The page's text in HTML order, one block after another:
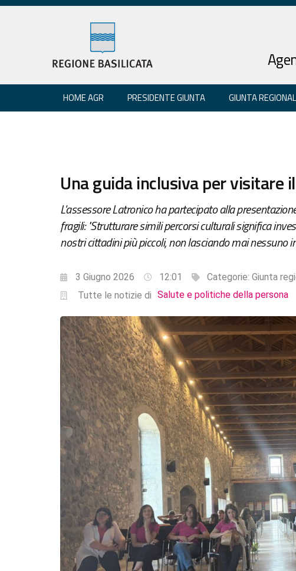
HOME AGR PRESIDENTE GIUNTA GIUNTA
Una guida inclusiva per visitare
L'assessore Latronico ha partecipato alla
fragili: "Strutturare simili percorsi culturali significa
nostri cittadini più piccoli, non lasciando mai nessuno
3 Giugno 2026 12:01 Categorie: Giunta
Tutte le notizie di Salute e politiche della persona